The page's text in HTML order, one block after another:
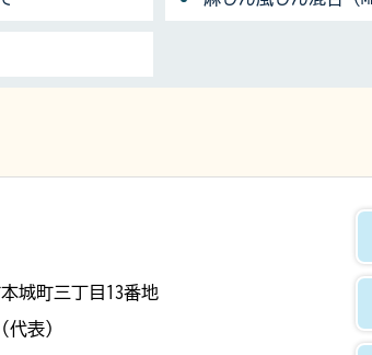
城町三丁目13番地
代表)